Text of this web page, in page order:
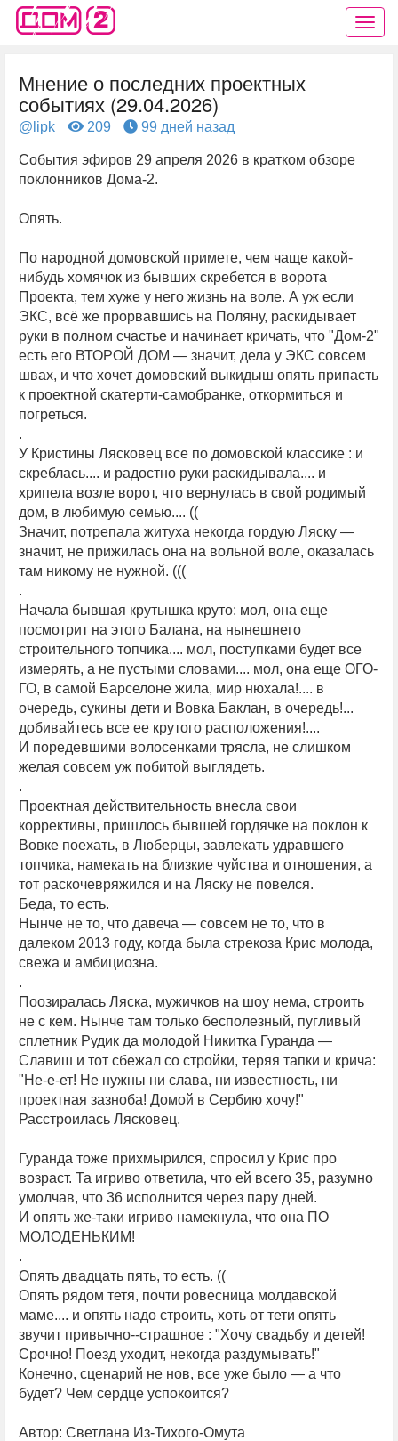
Мнение о последних проектных
событиях (29.04.2026)
@lipk 209 99 дней назад
События эфиров 29 апреля 2026 в кратком обзоре
поклонников Дома-2.
Опять.
По народной домовской примете, чем чаще какой-
нибудь хомячок из бывших скребется в ворота
Проекта, тем хуже у него жизнь на воле. А уж если
ЭКС, всё же прорвавшись на Поляну, раскидывает
руки в полном счастье и начинает кричать, что "Дом-2"
есть его ВТОРОЙ ДОМ — значит, дела у ЭКС совсем
швах, и что хочет домовский выкидыш опять припасть
к проектной скатерти-самобранке, откормиться и
погреться.
.
У Кристины Лясковец все по домовской классике : и
скреблась.... и радостно руки раскидывала.... и
хрипела возле ворот, что вернулась в свой родимый
дом, в любимую семью.... ((
Значит, потрепала житуха некогда гордую Ляску —
значит, не прижилась она на вольной воле, оказалась
там никому не нужной. (((
.
Начала бывшая крутышка круто: мол, она еще
посмотрит на этого Балана, на нынешнего
строительного топчика.... мол, поступками будет все
измерять, а не пустыми словами.... мол, она еще ОГО-
ГО, в самой Барселоне жила, мир нюхала!.... в
очередь, сукины дети и Вовка Баклан, в очередь!...
добивайтесь все ее крутого расположения!....
И поредевшими волосенками трясла, не слишком
желая совсем уж побитой выглядеть.
.
Проектная действительность внесла свои
коррективы, пришлось бывшей гордячке на поклон к
Вовке поехать, в Люберцы, завлекать удравшего
топчика, намекать на близкие чуйства и отношения, а
тот раскочевряжился и на Ляску не повелся.
Беда, то есть.
Нынче не то, что давеча — совсем не то, что в
далеком 2013 году, когда была стрекоза Крис молода,
свежа и амбициозна.
.
Поозиралась Ляска, мужичков на шоу нема, строить
не с кем. Нынче там только бесполезный, пугливый
сплетник Рудик да молодой Никитка Гуранда —
Славиш и тот сбежал со стройки, теряя тапки и крича:
"Не-е-ет! Не нужны ни слава, ни известность, ни
проектная зазноба! Домой в Сербию хочу!"
Расстроилась Лясковец.
Гуранда тоже прихмырился, спросил у Крис про
возраст. Та игриво ответила, что ей всего 35, разумно
умолчав, что 36 исполнится через пару дней.
И опять же-таки игриво намекнула, что она ПО
МОЛОДЕНЬКИМ!
.
Опять двадцать пять, то есть. ((
Опять рядом тетя, почти ровесница молдавской
маме.... и опять надо строить, хоть от тети опять
звучит привычно--страшное : "Хочу свадьбу и детей!
Срочно! Поезд уходит, некогда раздумывать!"
Конечно, сценарий не нов, все уже было — а что
будет? Чем сердце успокоится?
Автор: Светлана Из-Тихого-Омута